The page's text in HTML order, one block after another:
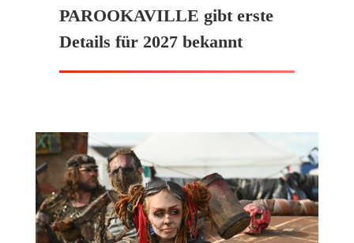
PAROOKAVILLE gibt erste
Details für 2027 bekannt